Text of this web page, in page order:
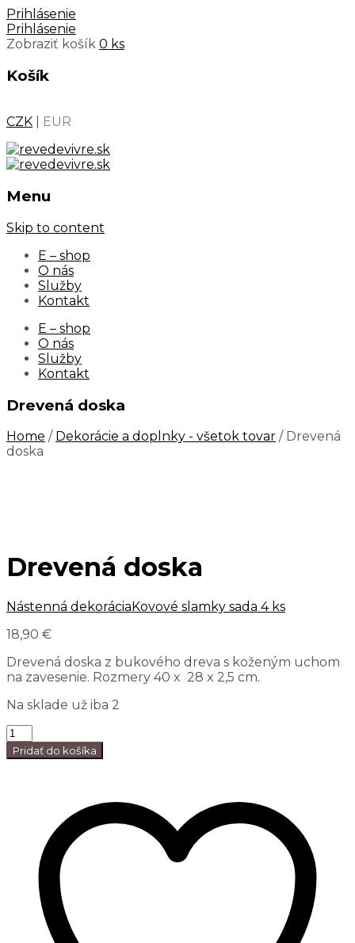
Prihlásenie
Prihlásenie
Zobraziť košík 0 ks
Košík
CZK EUR
Menu
Skip to content
E – shop
O nás
Služby
Kontakt
E – shop
O nás
Služby
Kontakt
Drevená doska
Home / Dekorácie a doplnky - všetok tovar / Drevená
doska
Drevená doska
Nástenná dekorácia Kovové slamky sada 4 ks
18,90 €
Drevená doska z bukového dreva s koženým uchom
na zavesenie. Rozmery 40 x 28 x 2,5 cm.
Na sklade už iba 2
Pridať do košíka